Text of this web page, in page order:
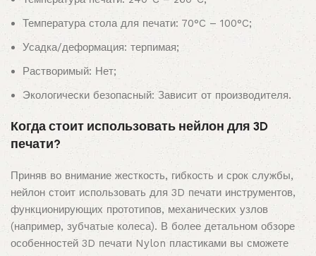
Температура стола для печати: 70°C – 100°C;
Усадка/деформация: терпимая;
Растворимый: Нет;
Экологически безопасный: Зависит от производителя.
Когда стоит использовать нейлон для 3D
печати?
Приняв во внимание жесткость, гибкость и срок службы,
нейлон стоит использовать для 3D печати инструментов,
функционирующих прототипов, механических узлов
(например, зубчатые колеса). В более детальном обзоре
особенностей 3D печати Nylon пластиками вы сможете